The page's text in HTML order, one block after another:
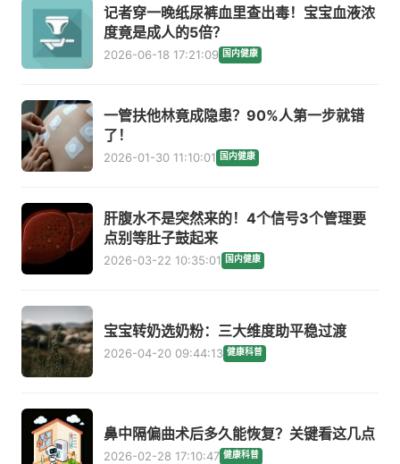
记者穿一晚纸尿裤血里查出毒！宝宝血液浓
度竟是成人的5倍？
2026-06-18 17:21:09 国内健康
一管扶他林竟成隐患？90%人第一步就错
了！
2026-01-30 11:10:01 国内健康
肝腹水不是突然来的！4个信号3个管理要
点别等肚子鼓起来
2026-03-22 10:35:01 国内健康
宝宝转奶选奶粉：三大维度助平稳过渡
2026-04-20 09:44:13 健康科普
鼻中隔偏曲术后多久能恢复？关键看这几点
2026-02-28 17:10:47 健康科普